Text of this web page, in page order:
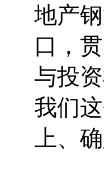
地产
口，
与投
我们
上、